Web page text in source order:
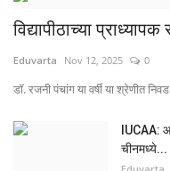
विद्यापीठाच्या
Eduvarta Nov 12, 2025 0
डॉ. रजनी पंचांग या वर्षी या श्रेणीत
IUCAA:
चीनमध्ये...